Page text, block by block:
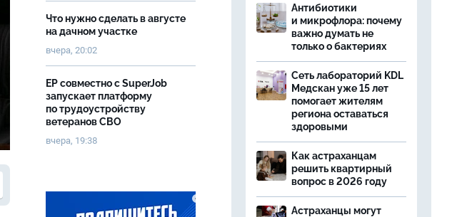
Что нужно сделать в августе
на дачном участке
вчера, 20:02
ЕР совместно с SuperJob
запускает платформу
по трудоустройству
ветеранов СВО
вчера, 19:38
Антибиотики
и микрофлора: почему
важно думать не
только о бактериях
Сеть лабораторий KDL
Медскан уже 15 лет
помогает жителям
региона оставаться
здоровыми
Как астраханцам
решить квартирный
вопрос в 2026 году
Астраханцы могут